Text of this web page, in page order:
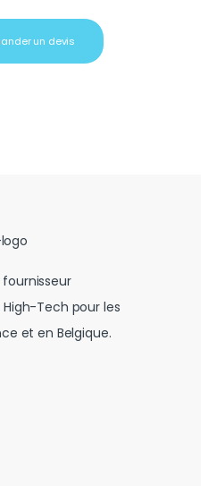
un devis
fournisseur
Tech pour les
et en Belgique.